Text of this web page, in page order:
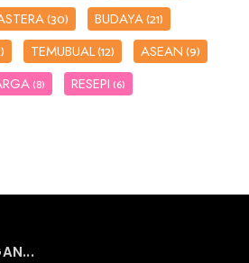
(30) BUDAYA(21)
TEMUBUAL(12) ASEAN(9)
(8) RESEPI (6)